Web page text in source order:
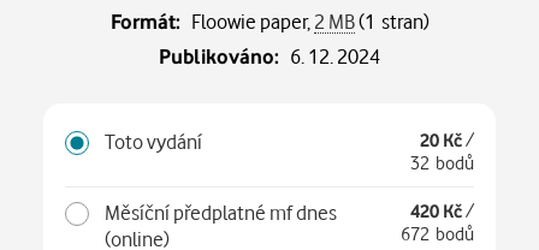
Formát: Floowie paper, 2 MB(1 stran)
Publikováno: 6. 12. 2024
Toto vydání 20 Kč/
32 bodů
Měsíční předplatné mf dnes
(online)
420 Kč/
672 bodů